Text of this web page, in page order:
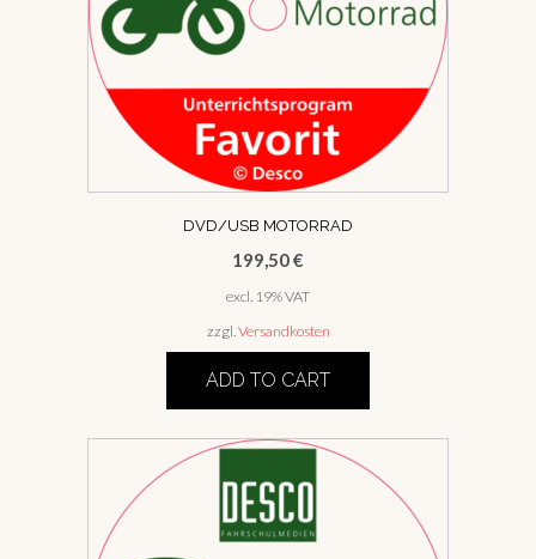
DVD/USB MOTORRAD
199,50€
excl. 19% VAT
zzgl.Versandkosten
ADD TO CART